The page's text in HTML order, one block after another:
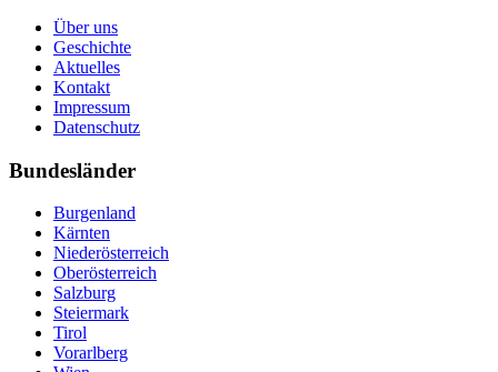
Über uns
Geschichte
Aktuelles
Kontakt
Impressum
Datenschutz
Bundesländer
Burgenland
Kärnten
Niederösterreich
Oberösterreich
Salzburg
Steiermark
Tirol
Vorarlberg